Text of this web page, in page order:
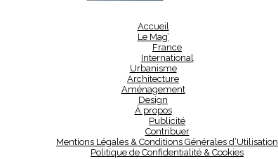
Accueil
Le Mag’
France
International
Urbanisme
Architecture
Aménagement
Design
À propos
Publicité
Contribuer
Mentions Légales & Conditions Générales d’Utilisation
Politique de Confidentialité & Cookies